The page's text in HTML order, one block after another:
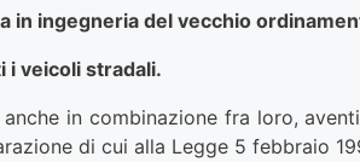
in ingegneria del vecchio
i veicoli stradali.
in combinazione fra loro,
di cui alla Legge 5 febbraio